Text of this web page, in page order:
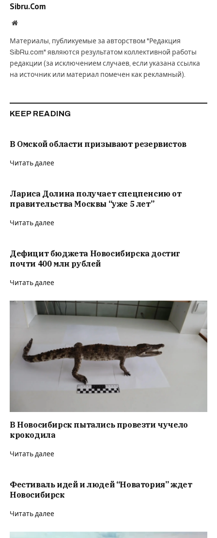
Sibru.Com
Website
Материалы, публикуемые за авторством "Редакция
SibRu.com" являются результатом коллективной работы
редакции (за исключением случаев, если указана ссылка
на источник или материал помечен как рекламный).
KEEP READING
В Омской области призывают резервистов
Читать далее
Лариса Долина получает спецпенсию от
правительства Москвы “уже 5 лет”
Читать далее
Дефицит бюджета Новосибирска достиг
почти 400 млн рублей
Читать далее
В Новосибирск пытались провезти чучело
крокодила
Читать далее
Фестиваль идей и людей “Новатория” ждет
Новосибирск
Читать далее